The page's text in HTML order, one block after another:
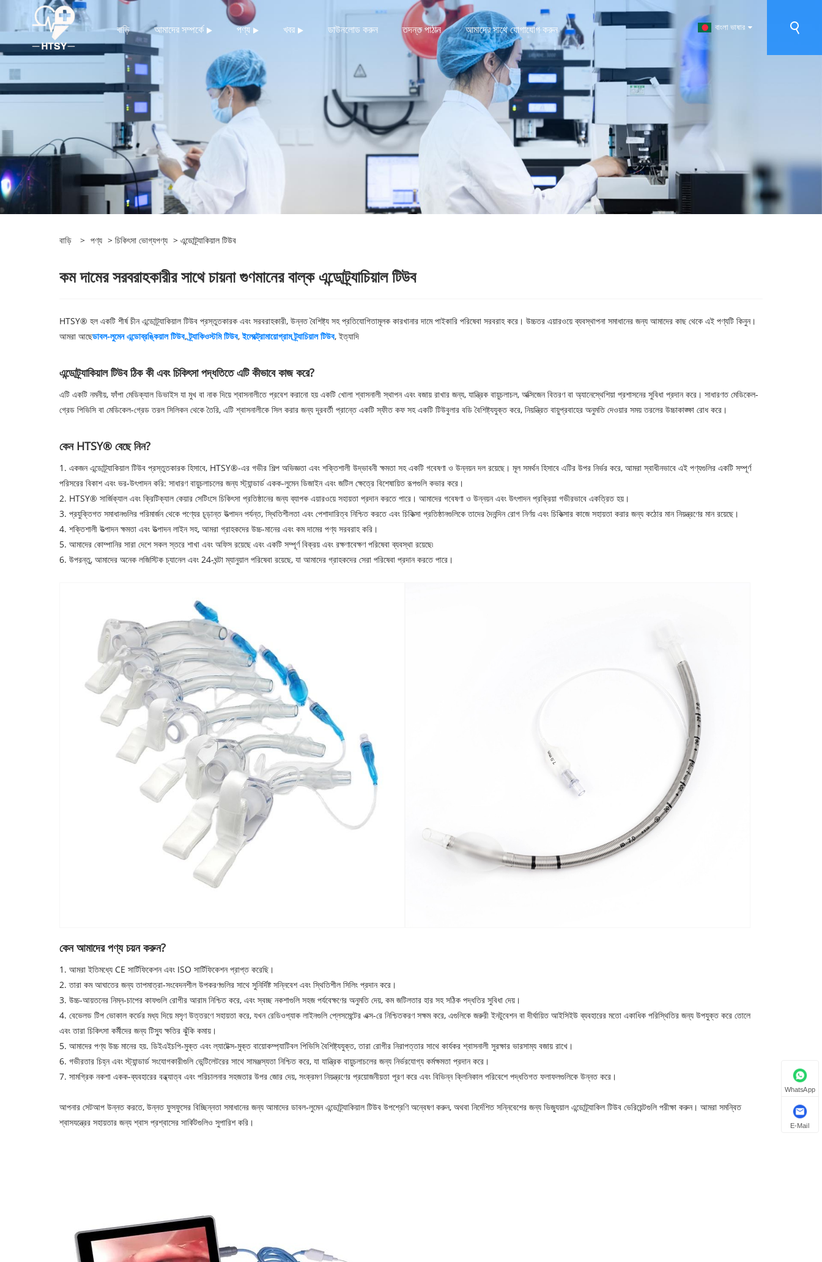
বাড়ি আমাদের সম্পর্কে পণ্য খবর ডাউনলোড করুন তদন্ত পাঠান আমাদের সাথে যোগাযোগ করুন বাংলা ভাষার
বাড়ি > পণ্য > চিকিৎসা ভোগ্যপণ্য > এন্ডোট্র্যাকিয়াল টিউব
কম দামের সরবরাহকারীর সাথে চায়না গুণমানের বাল্ক এন্ডোট্র্যাচিয়াল টিউব
HTSY® হল একটি শীর্ষ চীন এন্ডোট্র্যাকিয়াল টিউব প্রস্তুতকারক এবং সরবরাহকারী, উন্নত বৈশিষ্ট্য সহ প্রতিযোগিতামূলক কারখানার দামে পাইকারি পরিষেবা সরবরাহ করে। উচ্চতর এয়ারওয়ে ব্যবস্থাপনা সমাধানের জন্য আমাদের কাছ থেকে এই পণ্যটি কিনুন।
আমরা আছেডাবল-লুমেন এন্ডোব্রঙ্কিয়াল টিউব,ট্র্যাকিওস্টমি টিউব,ইলেক্ট্রোমায়োগ্রাম ট্র্যাচিয়াল টিউব, ইত্যাদি
এন্ডোট্র্যাকিয়াল টিউব ঠিক কী এবং চিকিৎসা পদ্ধতিতে এটি কীভাবে কাজ করে?
এটি একটি নমনীয়, ফাঁপা মেডিক্যাল ডিভাইস যা মুখ বা নাক দিয়ে শ্বাসনালীতে প্রবেশ করানো হয় একটি খোলা শ্বাসনালী স্থাপন এবং বজায় রাখার জন্য, যান্ত্রিক বায়ুচলাচল, অক্সিজেন বিতরণ বা অ্যানেস্থেশিয়া প্রশাসনের সুবিধা প্রদান করে। সাধারণত মেডিকেল-
গ্রেড পিভিসি বা মেডিকেল-গ্রেড তরল সিলিকন থেকে তৈরি, এটি শ্বাসনালীকে সিল করার জন্য দূরবর্তী প্রান্তে একটি স্ফীত কফ সহ একটি টিউবুলার বডি বৈশিষ্ট্যযুক্ত করে, নিয়ন্ত্রিত বায়ুপ্রবাহের অনুমতি দেওয়ার সময় তরলের উচ্চাকাঙ্ক্ষা রোধ করে।
কেন HTSY® বেছে নিন?
1. একজন এন্ডোট্র্যাকিয়াল টিউব প্রস্তুতকারক হিসাবে, HTSY®-এর গভীর শিল্প অভিজ্ঞতা এবং শক্তিশালী উদ্ভাবনী ক্ষমতা সহ একটি গবেষণা ও উন্নয়ন দল রয়েছে। মূল সমর্থন হিসাবে এটির উপর নির্ভর করে, আমরা স্বাধীনভাবে এই পণ্যগুলির একটি সম্পূর্ণ
পরিসরের বিকাশ এবং ভর-উৎপাদন করি: সাধারণ বায়ুচলাচলের জন্য স্ট্যান্ডার্ড একক-লুমেন ডিজাইন এবং জটিল ক্ষেত্রে বিশেষায়িত রূপগুলি কভার করে।
2. HTSY® সার্জিক্যাল এবং ক্রিটিক্যাল কেয়ার সেটিংসে চিকিৎসা প্রতিষ্ঠানের জন্য ব্যাপক এয়ারওয়ে সহায়তা প্রদান করতে পারে। আমাদের গবেষণা ও উন্নয়ন এবং উৎপাদন প্রক্রিয়া গভীরভাবে একত্রিত হয়।
3. প্রযুক্তিগত সমাধানগুলির পরিমার্জন থেকে পণ্যের চূড়ান্ত উত্পাদন পর্যন্ত, স্থিতিশীলতা এবং পেশাদারিত্ব নিশ্চিত করতে এবং চিকিত্সা প্রতিষ্ঠানগুলিকে তাদের দৈনন্দিন রোগ নির্ণয় এবং চিকিত্সার কাজে সহায়তা করার জন্য কঠোর মান নিয়ন্ত্রণের মান রয়েছে।
4. শক্তিশালী উত্পাদন ক্ষমতা এবং উত্পাদন লাইন সহ, আমরা গ্রাহকদের উচ্চ-মানের এবং কম দামের পণ্য সরবরাহ করি।
5. আমাদের কোম্পানির সারা দেশে সকল স্তরে শাখা এবং অফিস রয়েছে এবং একটি সম্পূর্ণ বিক্রয় এবং রক্ষণাবেক্ষণ পরিষেবা ব্যবস্থা রয়েছে৷
6. উপরন্তু, আমাদের অনেক লজিস্টিক চ্যানেল এবং 24-ঘন্টা ম্যানুয়াল পরিষেবা রয়েছে, যা আমাদের গ্রাহকদের সেরা পরিষেবা প্রদান করতে পারে।
কেন আমাদের পণ্য চয়ন করুন?
1. আমরা ইতিমধ্যে CE সার্টিফিকেশন এবং ISO সার্টিফিকেশন প্রাপ্ত করেছি।
2. তারা কম আঘাতের জন্য তাপমাত্রা-সংবেদনশীল উপকরণগুলির সাথে সুনির্দিষ্ট সন্নিবেশ এবং স্থিতিশীল সিলিং প্রদান করে।
3. উচ্চ-আয়তনের নিম্ন-চাপের কাফগুলি রোগীর আরাম নিশ্চিত করে, এবং স্বচ্ছ নকশাগুলি সহজ পর্যবেক্ষণের অনুমতি দেয়, কম জটিলতার হার সহ সঠিক পদ্ধতির সুবিধা দেয়।
4. বেভেলড টিপ ভোকাল কর্ডের মধ্য দিয়ে মসৃণ উত্তরণে সহায়তা করে, যখন রেডিওপ্যাক লাইনগুলি প্লেসমেন্টের এক্স-রে নিশ্চিতকরণ সক্ষম করে, এগুলিকে জরুরী ইনটুবেশন বা দীর্ঘায়িত আইসিইউ ব্যবহারের মতো একাধিক পরিস্থিতির জন্য উপযুক্ত করে তোলে
এবং তারা চিকিৎসা কর্মীদের জন্য টিস্যু ক্ষতির ঝুঁকি কমায়।
5. আমাদের পণ্য উচ্চ মানের হয়. ডিইএইচপি-মুক্ত এবং ল্যাটেক্স-মুক্ত বায়োকম্প্যাটিবল পিভিসি বৈশিষ্ট্যযুক্ত, তারা রোগীর নিরাপত্তার সাথে কার্যকর শ্বাসনালী সুরক্ষার ভারসাম্য বজায় রাখে।
6. গভীরতার চিহ্ন এবং স্ট্যান্ডার্ড সংযোগকারীগুলি ভেন্টিলেটরের সাথে সামঞ্জস্যতা নিশ্চিত করে, যা যান্ত্রিক বায়ুচলাচলের জন্য নির্ভরযোগ্য কর্মক্ষমতা প্রদান করে।
7. সামগ্রিক নকশা একক-ব্যবহারের বন্ধ্যাত্ব এবং পরিচালনার সহজতার উপর জোর দেয়, সংক্রমণ নিয়ন্ত্রণের প্রয়োজনীয়তা পূরণ করে এবং বিভিন্ন ক্লিনিকাল পরিবেশে পদ্ধতিগত ফলাফলগুলিকে উন্নত করে।
আপনার সেটআপ উন্নত করতে, উন্নত ফুসফুসের বিচ্ছিন্নতা সমাধানের জন্য আমাদের ডাবল-লুমেন এন্ডোট্র্যাকিয়াল টিউব উপশ্রেণি অন্বেষণ করুন, অথবা নির্দেশিত সন্নিবেশের জন্য ভিজ্যুয়াল এন্ডোট্র্যাকিল টিউব ভেরিয়েন্টগুলি পরীক্ষা করুন। আমরা সমন্বিত
শ্বাসযন্ত্রের সহায়তার জন্য শ্বাস প্রশ্বাসের সার্কিটগুলিও সুপারিশ করি।
WhatsApp
E-Mail